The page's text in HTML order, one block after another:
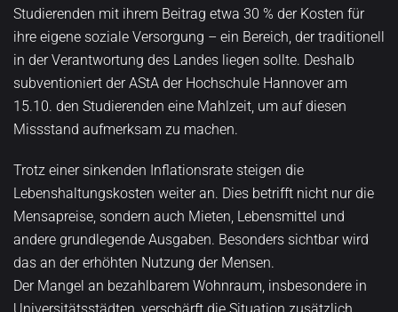
Studierenden mit ihrem Beitrag etwa 30 % der Kosten für
ihre eigene soziale Versorgung – ein Bereich, der traditionell
in der Verantwortung des Landes liegen sollte. Deshalb
subventioniert der AStA der Hochschule Hannover am
15.10. den Studierenden eine Mahlzeit, um auf diesen
Missstand aufmerksam zu machen.
Trotz einer sinkenden Inflationsrate steigen die
Lebenshaltungskosten weiter an. Dies betrifft nicht nur die
Mensapreise, sondern auch Mieten, Lebensmittel und
andere grundlegende Ausgaben. Besonders sichtbar wird
das an der erhöhten Nutzung der Mensen.
Der Mangel an bezahlbarem Wohnraum, insbesondere in